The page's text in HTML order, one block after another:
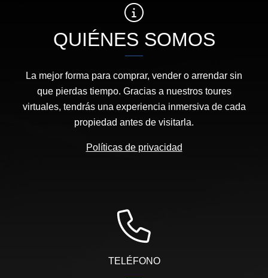
QUIÉNES SOMOS
La mejor forma para comprar, vender o arrendar sin
que pierdas tiempo. Gracias a nuestros toures
virtuales, tendrás una experiencia inmersiva de cada
propiedad antes de visitarla.
Políticas de privacidad
TELÉFONO